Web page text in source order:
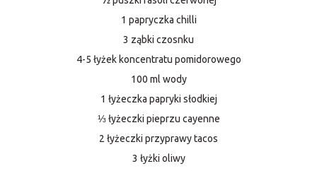
1 papryczka chilli
3 ząbki czosnku
4-5 łyżek koncentratu pomidorowego
100 ml wody
1 łyżeczka papryki słodkiej
⅓ łyżeczki pieprzu cayenne
2 łyżeczki przyprawy tacos
3 łyżki oliwy